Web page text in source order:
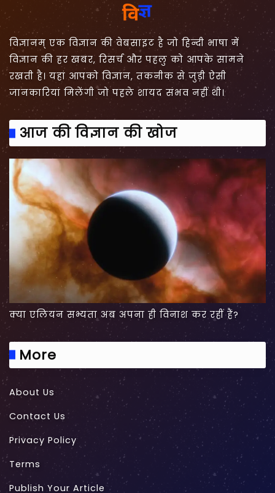
विज्ञानम् एक विज्ञान की वेबसाइट है जो हिन्दी भाषा में
विज्ञान की हर खबर, रिसर्च और पहलु को आपके सामने
रखती है। यहां आपको विज्ञान, तकनीक से जुड़ी ऐसी
जानकारियां मिलेंगी जो पहले शायद संभव नहीं थी।
आज की विज्ञान की खोज
क्या एलियन सभ्यता अब अपना ही विनाश कर रहीं हैं?
More
About Us
Contact Us
Privacy Policy
Terms
Publish Your Article